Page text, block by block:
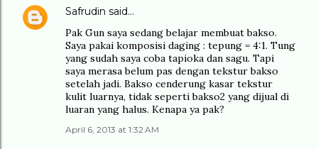
Safrudin said…
Pak Gun saya sedang belajar membuat bakso.
Saya pakai komposisi daging : tepung = 4:1. Tung
yang sudah saya coba tapioka dan sagu. Tapi
saya merasa belum pas dengan tekstur bakso
setelah jadi. Bakso cenderung kasar tekstur
kulit luarnya, tidak seperti bakso2 yang dijual di
luaran yang halus. Kenapa ya pak?
April 6, 2013 at 1:32 AM